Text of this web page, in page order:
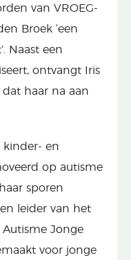
van VROEG-
Broek ‘een
Naast een
ontvangt Iris
haar na aan
kinder- en
op autisme
sporen
leider van het
Autisme Jonge
voor jonge